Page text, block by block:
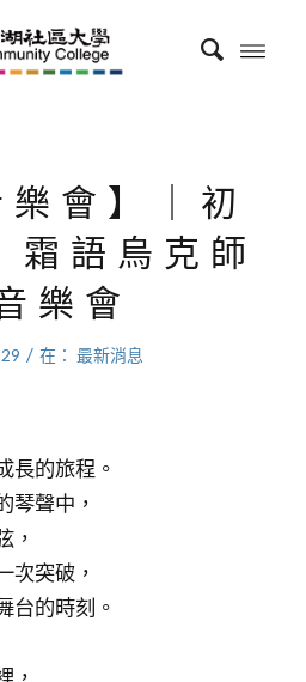
樂會】｜初
霜語烏克師
樂會
/ 在：最新消息
長的旅程。
琴聲中，
，
次突破，
台的時刻。
，